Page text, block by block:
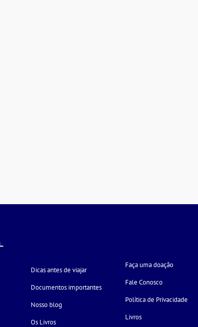
Dicas antes de viajar
Documentos importantes
Nosso blog
Os Livros
Faça uma doação
Fale Conosco
Política de Privacidade
Livros